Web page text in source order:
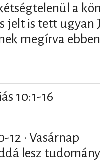
a
jelt is tett ugyan
megírva
10:1-16
12 · Vasárnap
lesz